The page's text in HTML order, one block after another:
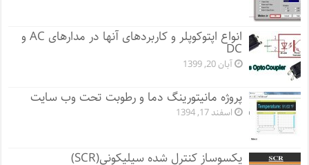
انواع اپتوکوپلر و کاربردهای آنها در مدارهای AC و
DC
آبان 20, 1399
پروژه مانيتورينگ دما و رطوبت تحت وب سایت
اسفند 17, 1394
یکسوساز کنترل شده سیلیکونی(SCR)